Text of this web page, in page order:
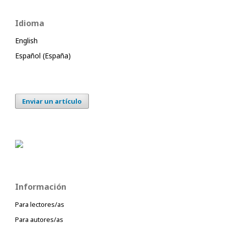
Idioma
English
Español (España)
Enviar un artículo
Información
Para lectores/as
Para autores/as